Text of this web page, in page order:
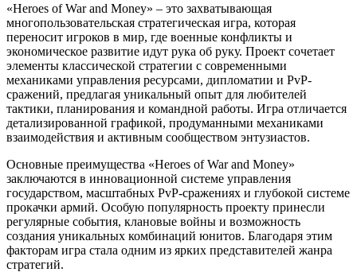
«Heroes of War and Money» – это захватывающая
многопользовательская стратегическая игра, которая
переносит игроков в мир, где военные конфликты и
экономическое развитие идут рука об руку. Проект сочетает
элементы классической стратегии с современными
механиками управления ресурсами, дипломатии и PvP-
сражений, предлагая уникальный опыт для любителей
тактики, планирования и командной работы. Игра отличается
детализированной графикой, продуманными механиками
взаимодействия и активным сообществом энтузиастов.
Основные преимущества «Heroes of War and Money»
заключаются в инновационной системе управления
государством, масштабных PvP-сражениях и глубокой системе
прокачки армий. Особую популярность проекту принесли
регулярные события, клановые войны и возможность
создания уникальных комбинаций юнитов. Благодаря этим
факторам игра стала одним из ярких представителей жанра
стратегий.